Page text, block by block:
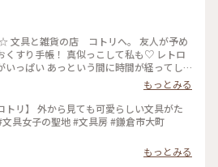
め
すり手帳！ 真似っこして私も♡ レトロ
いっぱい あっという間に時間が経ってし
雑貨 #鎌倉 #鎌倉コトリ
もっとみる
トリ】 外から見ても可愛らしい文具がた
具女子の聖地 #文具房 #鎌倉市大町
もっとみる